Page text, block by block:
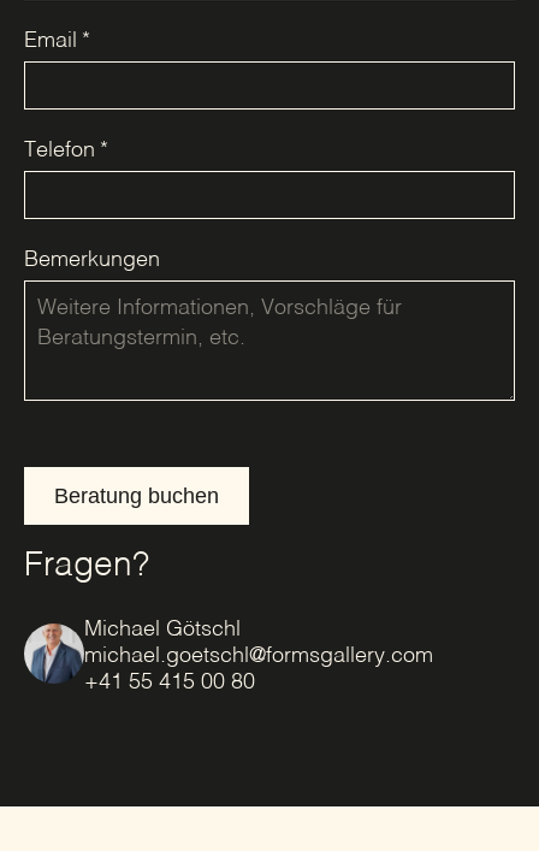
Email *
Telefon *
Bemerkungen
Beratung buchen
Fragen?
Michael Götschl
michael.goetschl@formsgallery.com
+41 55 415 00 80